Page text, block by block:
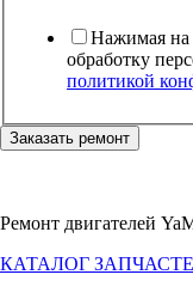
Нажимая на
обработку
политикой
Заказать ремонт
Ремонт двигателей
КАТАЛОГ